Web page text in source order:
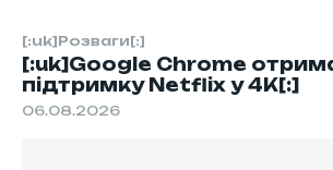
[:uk]Розваги[:]
[:uk]Google Chrome
підтримку Netflix у 4K[:]
06.08.2026